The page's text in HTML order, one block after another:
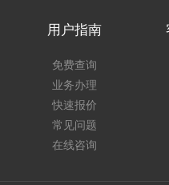
用户指南
免费查询
业务办理
快速报价
常见问题
在线咨询